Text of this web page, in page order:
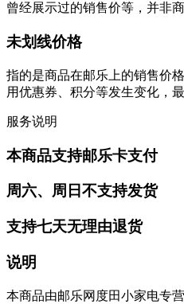
曾经展示过的销售价等，并非
未划线价格
指的是商品在邮乐上的销售价
用优惠券、积分等发生变化，
服务说明
本商品支持邮乐卡支付
周六、周日不支持发货
支持七天无理由退货
说明
本商品由邮乐网度田小家电专